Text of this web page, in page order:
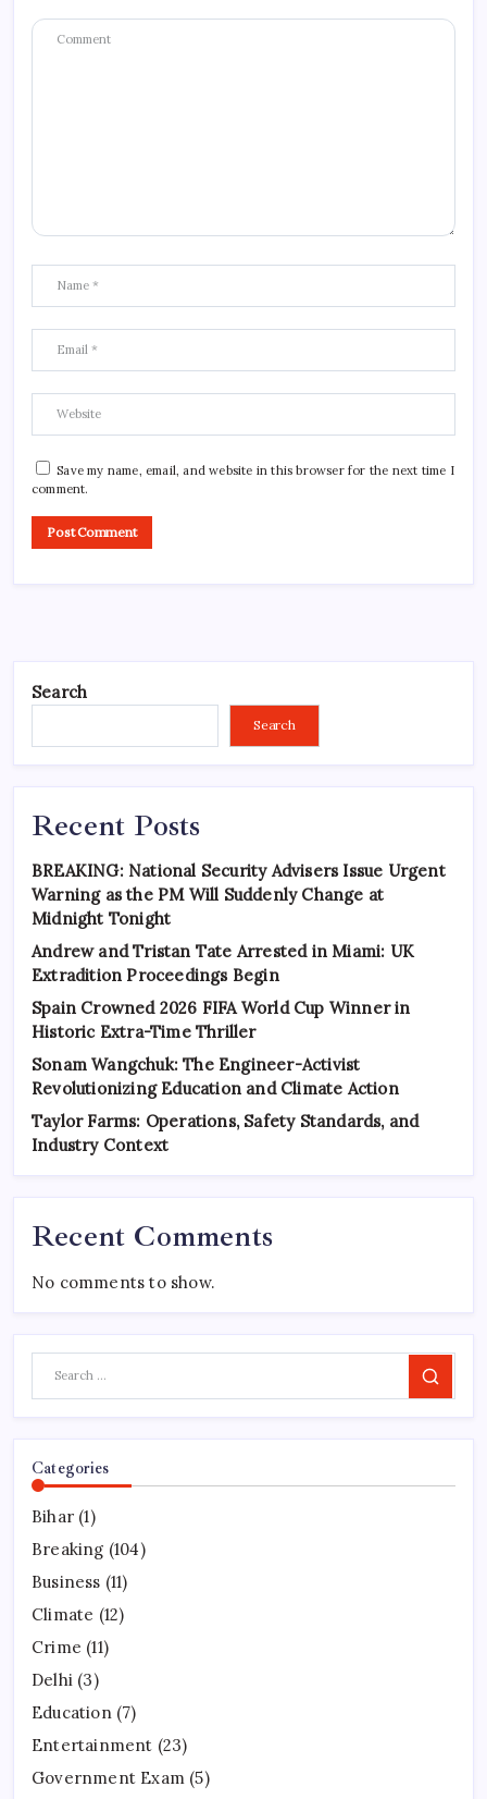
Save my name, email, and website in this browser for the next time I
comment.
Search
Search
Recent Posts
BREAKING: National Security Advisers Issue Urgent
Warning as the PM Will Suddenly Change at
Midnight Tonight
Andrew and Tristan Tate Arrested in Miami: UK
Extradition Proceedings Begin
Spain Crowned 2026 FIFA World Cup Winner in
Historic Extra-Time Thriller
Sonam Wangchuk: The Engineer-Activist
Revolutionizing Education and Climate Action
Taylor Farms: Operations, Safety Standards, and
Industry Context
Recent Comments
No comments to show.
Search
Categories
Bihar (1)
Breaking (104)
Business (11)
Climate (12)
Crime (11)
Delhi (3)
Education(7)
Entertainment (23)
Government Exam (5)